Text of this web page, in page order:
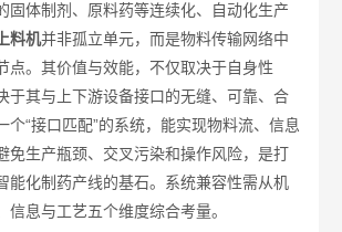
体制剂、原料药等连续化、自动化生产
料机并非孤立单元，而是物料传输网络中
点。其价值与效能，不仅取决于自身性
于其与上下游设备接口的无缝、可靠、合
个“接口匹配”的系统，能实现物料流、信息
免生产瓶颈、交叉污染和操作风险，是打
能化制药产线的基石。系统兼容性需从机
信息与工艺五个维度综合考量。